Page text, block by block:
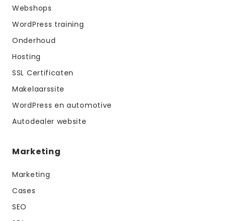
Webshops
WordPress training
Onderhoud
Hosting
SSL Certificaten
Makelaarssite
WordPress en automotive
Autodealer website
Marketing
Marketing
Cases
SEO